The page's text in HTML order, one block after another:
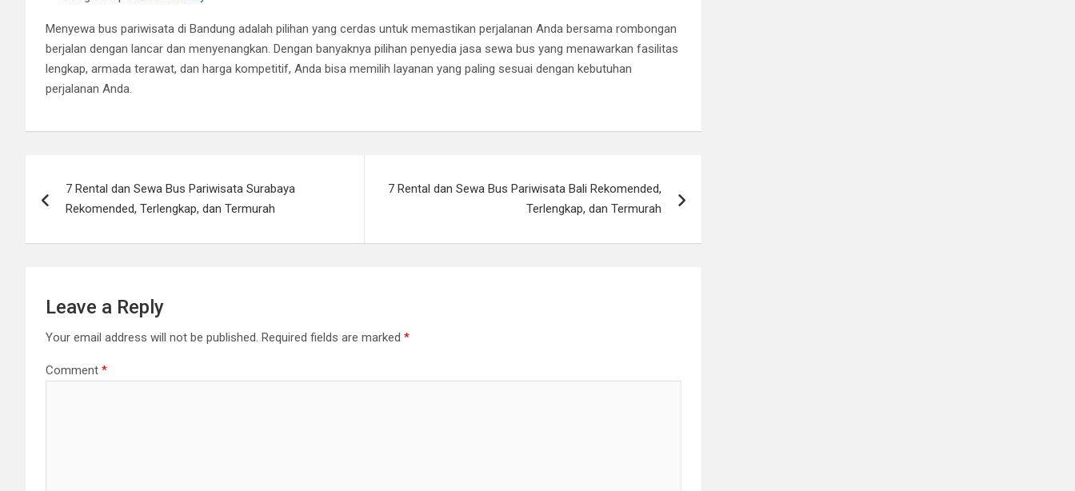
Menyewa bus pariwisata di Bandung adalah pilihan yang cerdas untuk memastikan perjalanan Anda bersama rombongan
berjalan dengan lancar dan menyenangkan. Dengan banyaknya pilihan penyedia jasa sewa bus yang menawarkan fasilitas
lengkap, armada terawat, dan harga kompetitif, Anda bisa memilih layanan yang paling sesuai dengan kebutuhan
perjalanan Anda.
navigation
7 Rental dan Sewa Bus Pariwisata Surabaya
Rekomended, Terlengkap, dan Termurah
7 Rental dan Sewa Bus Pariwisata Bali Rekomended,
Terlengkap, dan Termurah
Leave a Reply
Your email address will not be published. Required fields are marked *
Comment *